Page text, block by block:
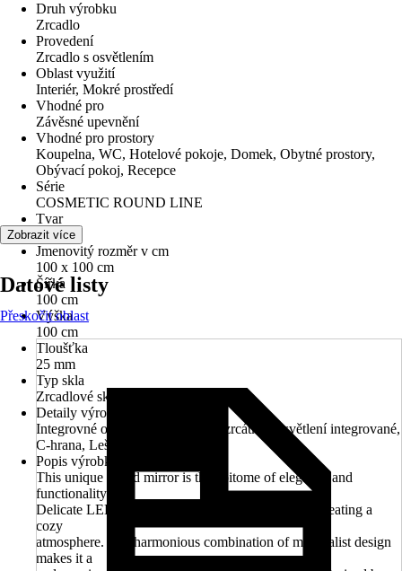
Druh výrobku
Zrcadlo
Provedení
Zrcadlo s osvětlením
Oblast využití
Interiér, Mokré prostředí
Vhodné pro
Závěsné upevnění
Vhodné pro prostory
Koupelna, WC, Hotelové pokoje, Domek, Obytné prostory,
Obývací pokoj, Recepce
Série
COSMETIC ROUND LINE
Tvar
Kulatý
Jmenovitý rozměr v cm
100 x 100 cm
Šířka
100 cm
Výška
100 cm
Tloušťka
25 mm
Typ skla
Zrcadlové sklo
Detaily výrobku
Integrovné osvětlené kosmetické zrcátko, Osvětlení integrované,
C-hrana, Leštěná hrana
Popis výrobku
This unique round mirror is the epitome of elegance and
functionality.
Delicate LED lighting subtly highlights its shape, creating a
cozy
atmosphere. The harmonious combination of minimalist design
makes it a
Zobrazit více
Datové listy
Přeskočit oblast